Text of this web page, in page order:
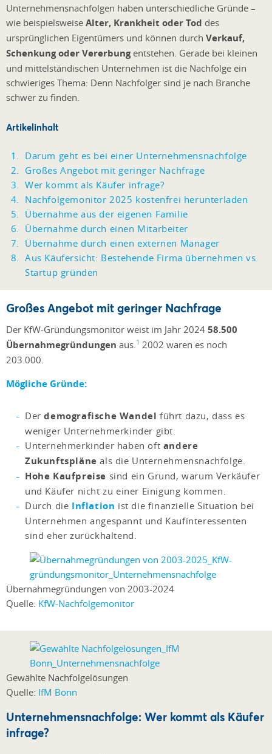
Unternehmensnachfolgen haben unterschiedliche Gründe –
wie beispielsweise Alter, Krankheit oder Tod des
ursprünglichen Eigentümers und können durch Verkauf,
Schenkung oder Vererbung entstehen. Gerade bei kleinen
und mittelständischen Unternehmen ist die Nachfolge ein
schwieriges Thema: Denn Nachfolger sind je nach Branche
schwer zu finden.
Artikelinhalt
Darum geht es bei einer Unternehmensnachfolge
Großes Angebot mit geringer Nachfrage
Wer kommt als Käufer infrage?
Nachfolgemonitor 2025 kostenfrei herunterladen
Übernahme aus der eigenen Familie
Übernahme durch einen Mitarbeiter
Übernahme durch einen externen Manager
Aus Käufersicht: Bestehende Firma übernehmen vs.
Startup gründen
Großes Angebot mit geringer Nachfrage
Der KfW-Gründungsmonitor weist im Jahr 2024 58.500
Übernahmegründungen aus. 1 2002 waren es noch
203.000.
Mögliche Gründe:
Derdemografische Wandel führt dazu, dass es
weniger Unternehmerkinder gibt.
Unternehmerkinder haben oft andere
Zukunftspläne als die Unternehmensnachfolge.
Hohe Kaufpreise sind ein Grund, warum Verkäufer
und Käufer nicht zu einer Einigung kommen.
Durch die Inflation ist die finanzielle Situation bei
Unternehmen angespannt und Kaufinteressenten
sind eher zurückhaltend.
Übernahmegründungen von 2003-2024
Quelle: KfW-Nachfolgemonitor
Gewählte Nachfolgelösungen
Quelle: IfM Bonn
Unternehmensnachfolge: Wer kommt als Käufer
infrage?